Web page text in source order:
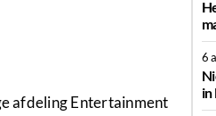
afdeling Entertainment
6
in